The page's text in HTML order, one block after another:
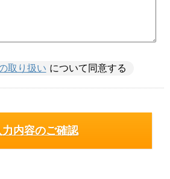
取り扱い について同意する